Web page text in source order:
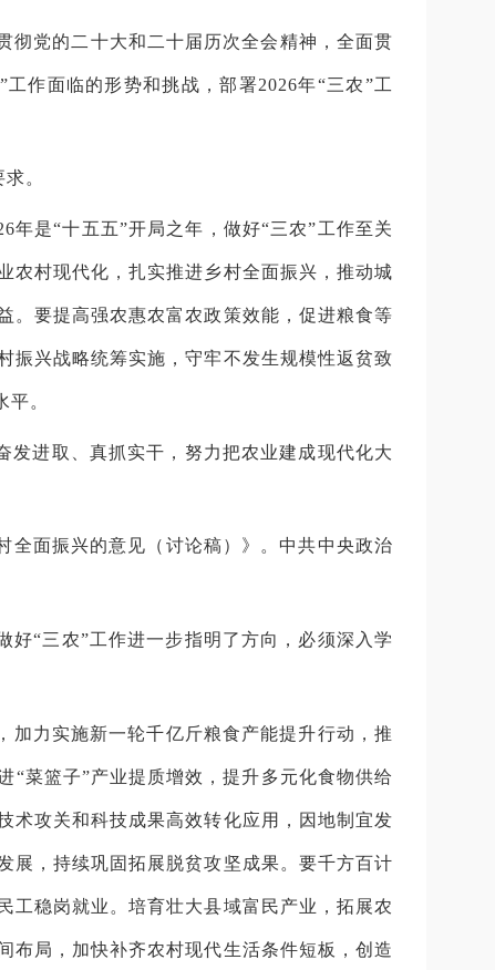
彻党的二十大和二十届历次全会精神，全面贯
工作面临的形势和挑战，部署2026年“三农”工
。
年是“十五五”开局之年，做好“三农”工作至关
农村现代化，扎实推进乡村全面振兴，推动城
。要提高强农惠农富农政策效能，促进粮食等
振兴战略统筹实施，守牢不发生规模性返贫致
。
发进取、真抓实干，努力把农业建成现代化大
全面振兴的意见（讨论稿）》。中共中央政治
“三农”工作进一步指明了方向，必须深入学
加力实施新一轮千亿斤粮食产能提升行动，推
“菜篮子”产业提质增效，提升多元化食物供给
术攻关和科技成果高效转化应用，因地制宜发
展，持续巩固拓展脱贫攻坚成果。要千方百计
工稳岗就业。培育壮大县域富民产业，拓展农
布局，加快补齐农村现代生活条件短板，创造